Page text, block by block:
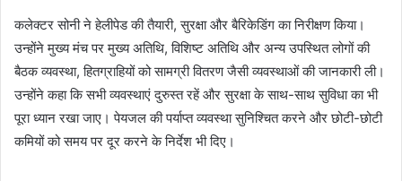
कलेक्टर सोनी ने हेलीपेड की तैयारी, सुरक्षा और बैरिकेडिंग का निरीक्षण किया।
उन्होंने मुख्य मंच पर मुख्य अतिथि, विशिष्ट अतिथि और अन्य उपस्थित लोगों की
बैठक व्यवस्था, हितग्राहियों को सामग्री वितरण जैसी व्यवस्थाओं की जानकारी ली।
उन्होंने कहा कि सभी व्यवस्थाएं दुरुस्त रहें और सुरक्षा के साथ-साथ सुविधा का भी
पूरा ध्यान रखा जाए। पेयजल की पर्याप्त व्यवस्था सुनिश्चित करने और छोटी-छोटी
कमियों को समय पर दूर करने के निर्देश भी दिए।